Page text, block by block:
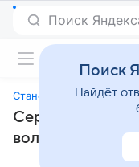
Поиск
Становясь
Сериалы,
волшебницей»
Поиск
Найдёт